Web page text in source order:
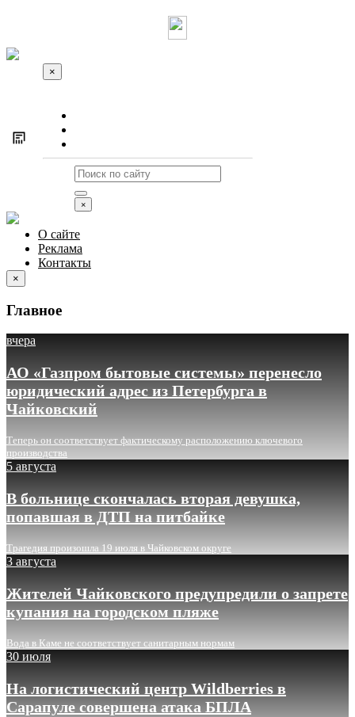
×
×
О сайте
Реклама
Контакты
×
Главное
вчера
АО «Газпром бытовые системы» перенесло
юридический адрес из Петербурга в
Чайковский
Теперь он соответствует фактическому расположению ключевого
производства
5 августа
В больнице скончалась вторая девушка,
попавшая в ДТП на питбайке
Трагедия произошла 19 июля в Чайковском округе
3 августа
Жителей Чайковского предупредили о запрете
купания на городском пляже
Вода в Каме не соответствует санитарным нормам
30 июля
На логистический центр Wildberries в
Сарапуле совершена атака БПЛА